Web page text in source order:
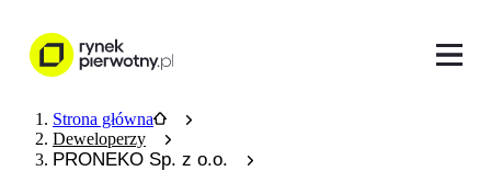
Strona główna
Deweloperzy
PRONEKO Sp. z o.o.